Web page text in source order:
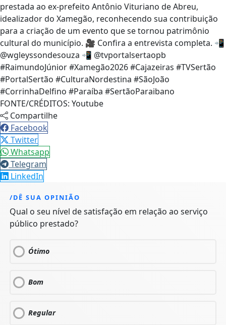
prestada ao ex-prefeito Antônio Vituriano de Abreu,
idealizador do Xamegão, reconhecendo sua contribuição
para a criação de um evento que se tornou patrimônio
cultural do município. 🎥 Confira a entrevista completa. 📲
@wgleyssondesouza 📲 @tvportalsertaopb
#RaimundoJúnior #Xamegão2026 #Cajazeiras #TVSertão
#PortalSertão #CulturaNordestina #SãoJoão
#CorrinhaDelfino #Paraíba #SertãoParaibano
FONTE/CRÉDITOS: Youtube
Compartilhe
Facebook
Twitter
Whatsapp
Telegram
LinkedIn
/DÊ SUA OPINIÃO
Qual o seu nível de satisfação em relação ao serviço
público prestado?
Ótimo
Bom
Regular